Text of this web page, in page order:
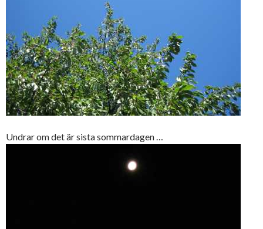
Undrar om det är sista sommardagen …